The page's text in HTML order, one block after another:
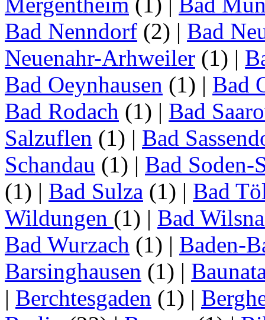
Bad Nenndorf (2) | Bad
Neuenahr-Arhweiler (1) |
Bad Oeynhausen (1) | Bad
Bad Rodach (1) | Bad
Salzuflen (1) | Bad
Schandau (1) | Bad Soden-
(1) | Bad Sulza (1) | Bad
Wildungen (1) | Bad
Bad Wurzach (1) | Baden-
Barsinghausen (1) |
| Berchtesgaden (1) |